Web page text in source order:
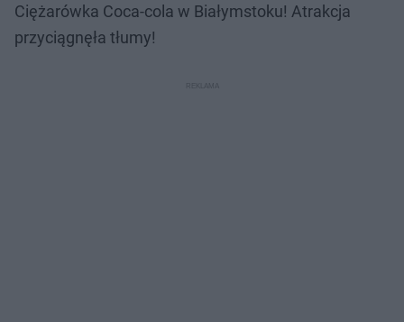
Ciężarówka Coca-cola w Białymstoku! Atrakcja
przyciągnęła tłumy!